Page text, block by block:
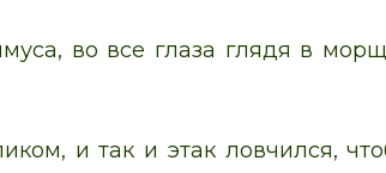
во все глаза глядя в
и так и этак ловчился,